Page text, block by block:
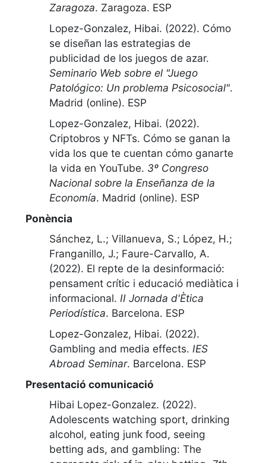
Zaragoza. Zaragoza. ESP
Lopez-Gonzalez, Hibai. (2022). Cómo
se diseñan las estrategias de
publicidad de los juegos de azar.
Seminario Web sobre el "Juego
Patológico: Un problema Psicosocial".
Madrid (online). ESP
Lopez-Gonzalez, Hibai. (2022).
Criptobros y NFTs. Cómo se ganan la
vida los que te cuentan cómo ganarte
la vida en YouTube. 3º Congreso
Nacional sobre la Enseñanza de la
Economía. Madrid (online). ESP
Ponència
Sánchez, L.; Villanueva, S.; López, H.;
Franganillo, J.; Faure-Carvallo, A.
(2022). El repte de la desinformació:
pensament crític i educació mediàtica i
informacional. II Jornada d'Ètica
Periodística. Barcelona. ESP
Lopez-Gonzalez, Hibai. (2022).
Gambling and media effects. IES
Abroad Seminar. Barcelona. ESP
Presentació comunicació
Hibai Lopez-Gonzalez. (2022).
Adolescents watching sport, drinking
alcohol, eating junk food, seeing
betting ads, and gambling: The